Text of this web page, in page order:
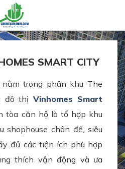
SMART CITY
nằm trong phân khu The
đô thị Vinhomes Smart
tòa căn hộ là tổ hợp khu
shophouse chân đế, siêu
đủ các tiện ích phù hợp
thích vận động và ưa